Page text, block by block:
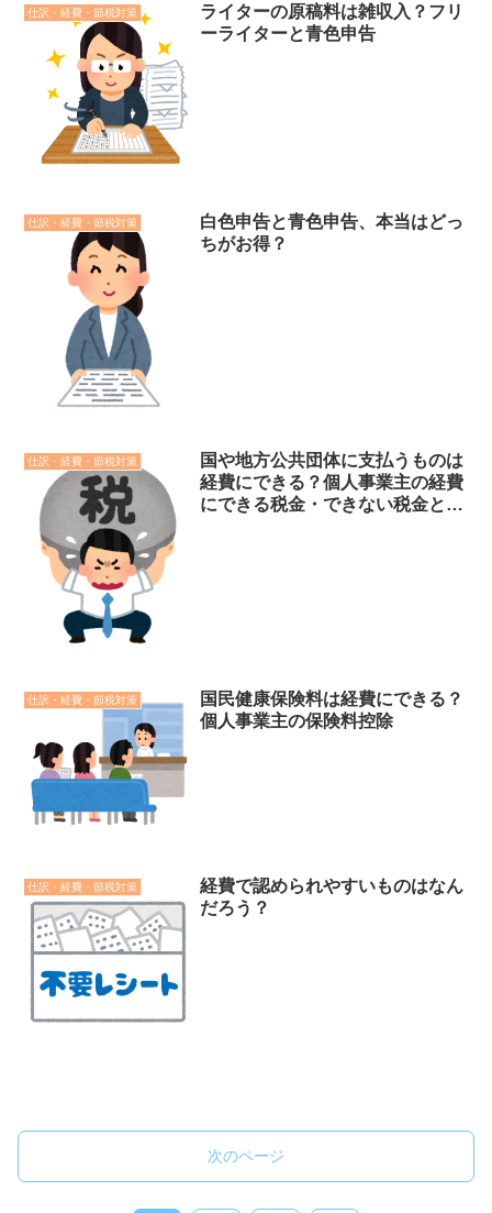
仕訳・経費・節税対策
ライターの原稿料は雑収入？フリ
ーライターと青色申告
仕訳・経費・節税対策
白色申告と青色申告、本当はどっ
ちがお得？
仕訳・経費・節税対策
国や地方公共団体に支払うものは
経費にできる？個人事業主の経費
にできる税金・できない税金と
仕訳・経費・節税対策
国民健康保険料は経費にできる？
個人事業主の保険料控除
仕訳・経費・節税対策
経費で認められやすいものはなん
だろう？
次のページ